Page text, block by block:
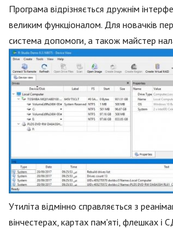
Програма відрізняється дружнім
великим функціоналом. Для новачків
система допомоги, а також майстер
Утиліта відмінно справляється з
вінчестерах, картах пам'яті, флешках